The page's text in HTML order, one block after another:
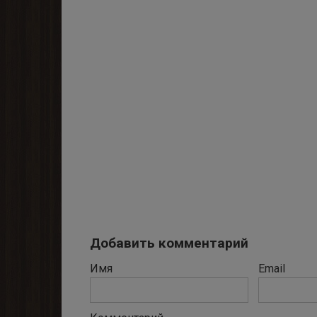
Добавить комментарий
Имя Email